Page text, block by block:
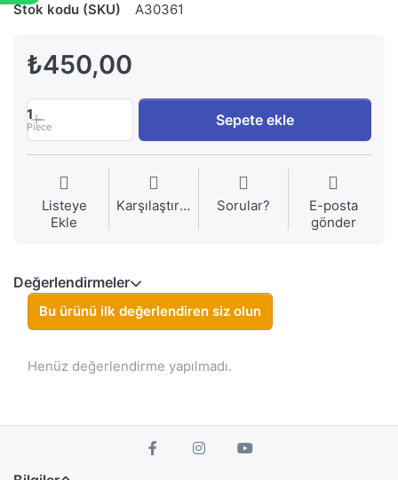
Stok kodu (SKU) A30361
₺450,00
1
Piece Sepete ekle
Listeye
Ekle
Karşılaştırma Sorular?
E-posta
gönder
Değerlendirmeler
Bu ürünü ilk değerlendiren siz olun
Henüz değerlendirme yapılmadı.